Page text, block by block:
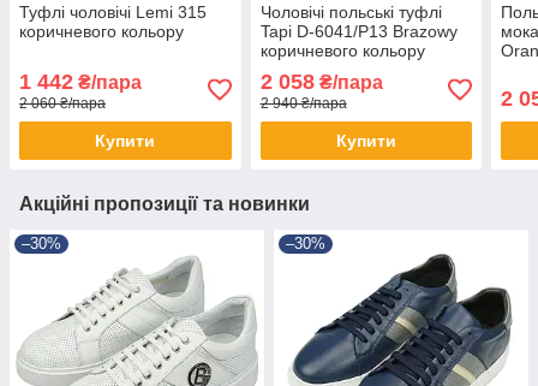
Туфлі чоловічі Lemi 315
коричневого кольору
1 442 ₴/пара
2 060 ₴/пара
Купити
Чоловічі польські туфлі
Tapi D-6041/P13 Brazowy
коричневого кольору
2 058₴/пара
2 940 ₴/пара
Купити
2
Акційні пропозиції та новинки
–30% –30%